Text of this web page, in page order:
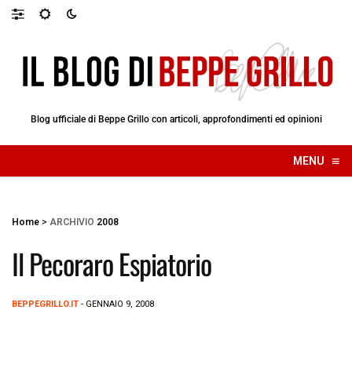
Blog ufficiale di Beppe Grillo con articoli, approfondimenti ed opinioni
MENU ≡
☰
Home > ARCHIVIO 2008
Il Pecoraro Espiatorio
BEPPEGRILLO.IT - GENNAIO 9, 2008